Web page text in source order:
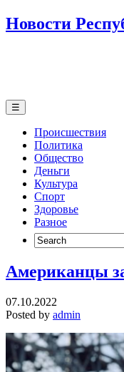
Новости
☰
Происшествия
Политика
Общество
Деньги
Культура
Спорт
Здоровье
Разное
Search
for:
Американцы
07.10.2022
Posted by admin